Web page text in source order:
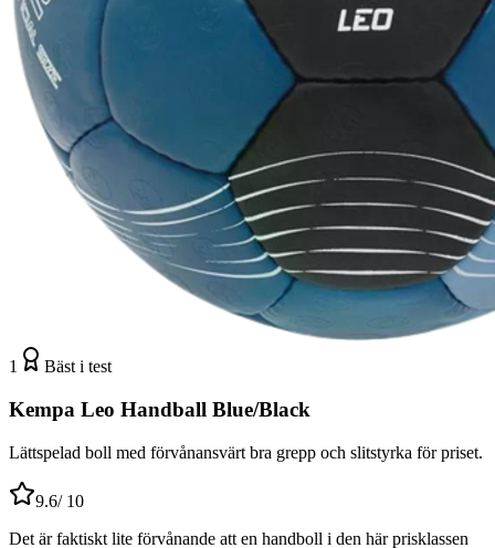
1 Bäst i test
Kempa Leo Handball Blue/Black
Lättspelad boll med förvånansvärt bra grepp och slitstyrka för priset.
9.6/ 10
Det är faktiskt lite förvånande att en handboll i den här prisklassen